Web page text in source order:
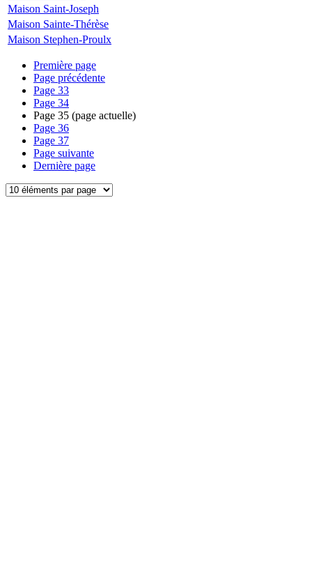
Maison Saint-Joseph
Maison Sainte-Thérèse
Maison Stephen-Proulx
Première page
Page précédente
Page 33
Page 34
Page 35 (page actuelle)
Page 36
Page 37
Page suivante
Dernière page